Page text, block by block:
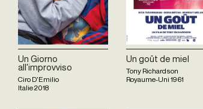
Un Giorno
all'improvviso
Ciro D'Emilio
Italie2018
Un goût de miel
Tony Richardson
Royaume-Uni 1961